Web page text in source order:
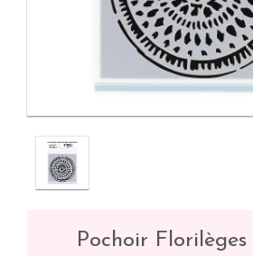
Pochoir